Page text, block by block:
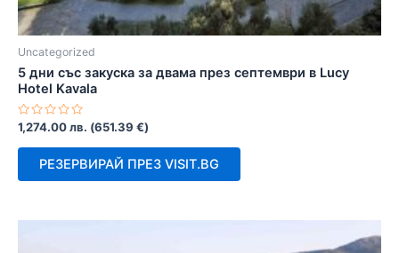
Uncategorized
5 дни със закуска за двама през септември в Lucy
Hotel Kavala
Оценено
с
0
1,274.00лв. (651.39 €)
РЕЗЕРВИРАЙ ПРЕЗ VISIT.BG